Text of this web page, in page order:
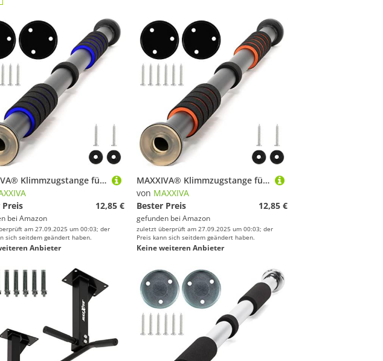
MAXXIVA® Klimmzugstange für Türrahmen schwarz-blau stufenlos einstellbar 63-100 cm Workout Kraftübungen Bodybuilding Fitness-Zubehör Reckstange
Preis
12,85 €
bei Amazon
am 27.09.2025 um 00:03; der
sich seitdem geändert haben.
Anbieter
MAXXIVA® Klimmzugstange für Türrahmen silber Griffe stufenlos einstellbar 63-100 cm für Workout Kraftübungen Bodybuilding Reckstange (schwarz-orange)
von MAXXIVA
Bester Preis
12,85 €
gefunden bei Amazon
zuletzt überprüft am 27.09.2025 um 00:03; der
Preis kann sich seitdem geändert haben.
Keine weiteren Anbieter